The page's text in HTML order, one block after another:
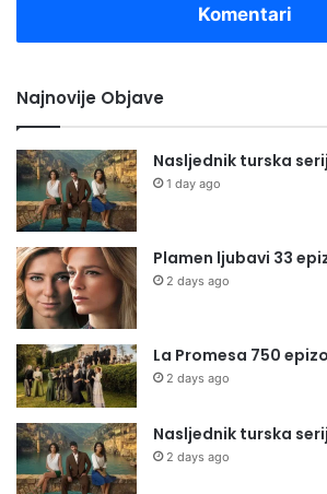
Komentari
Najnovije Objave
Nasljednik turska
1 day ago
Plamen ljubavi 33
2 days ago
La Promesa 750
2 days ago
Nasljednik turska
2 days ago